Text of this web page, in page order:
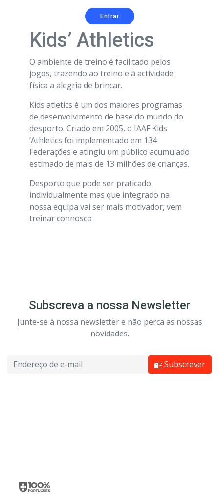
Entrar
Kids’ Athletics
O ambiente de treino é facilitado pelos
jogos, trazendo ao treino e à actividade
física a alegria de brincar.
Kids atletics é um dos maiores programas
de desenvolvimento de base do mundo do
desporto. Criado em 2005, o IAAF Kids
‘Athletics foi implementado em 134
Federações e atingiu um público acumulado
estimado de mais de 13 milhões de crianças.
Desporto que pode ser praticado
individualmente mas que integrado na
nossa equipa vai ser mais motivador, vem
treinar connosco
Subscreva a nossa Newsletter
Junte-se à nossa newsletter e não perca as nossas
novidades.
Subscrever